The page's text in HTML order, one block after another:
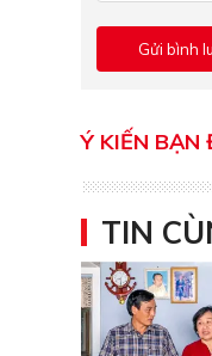
Ý KIẾN BẠN
TIN